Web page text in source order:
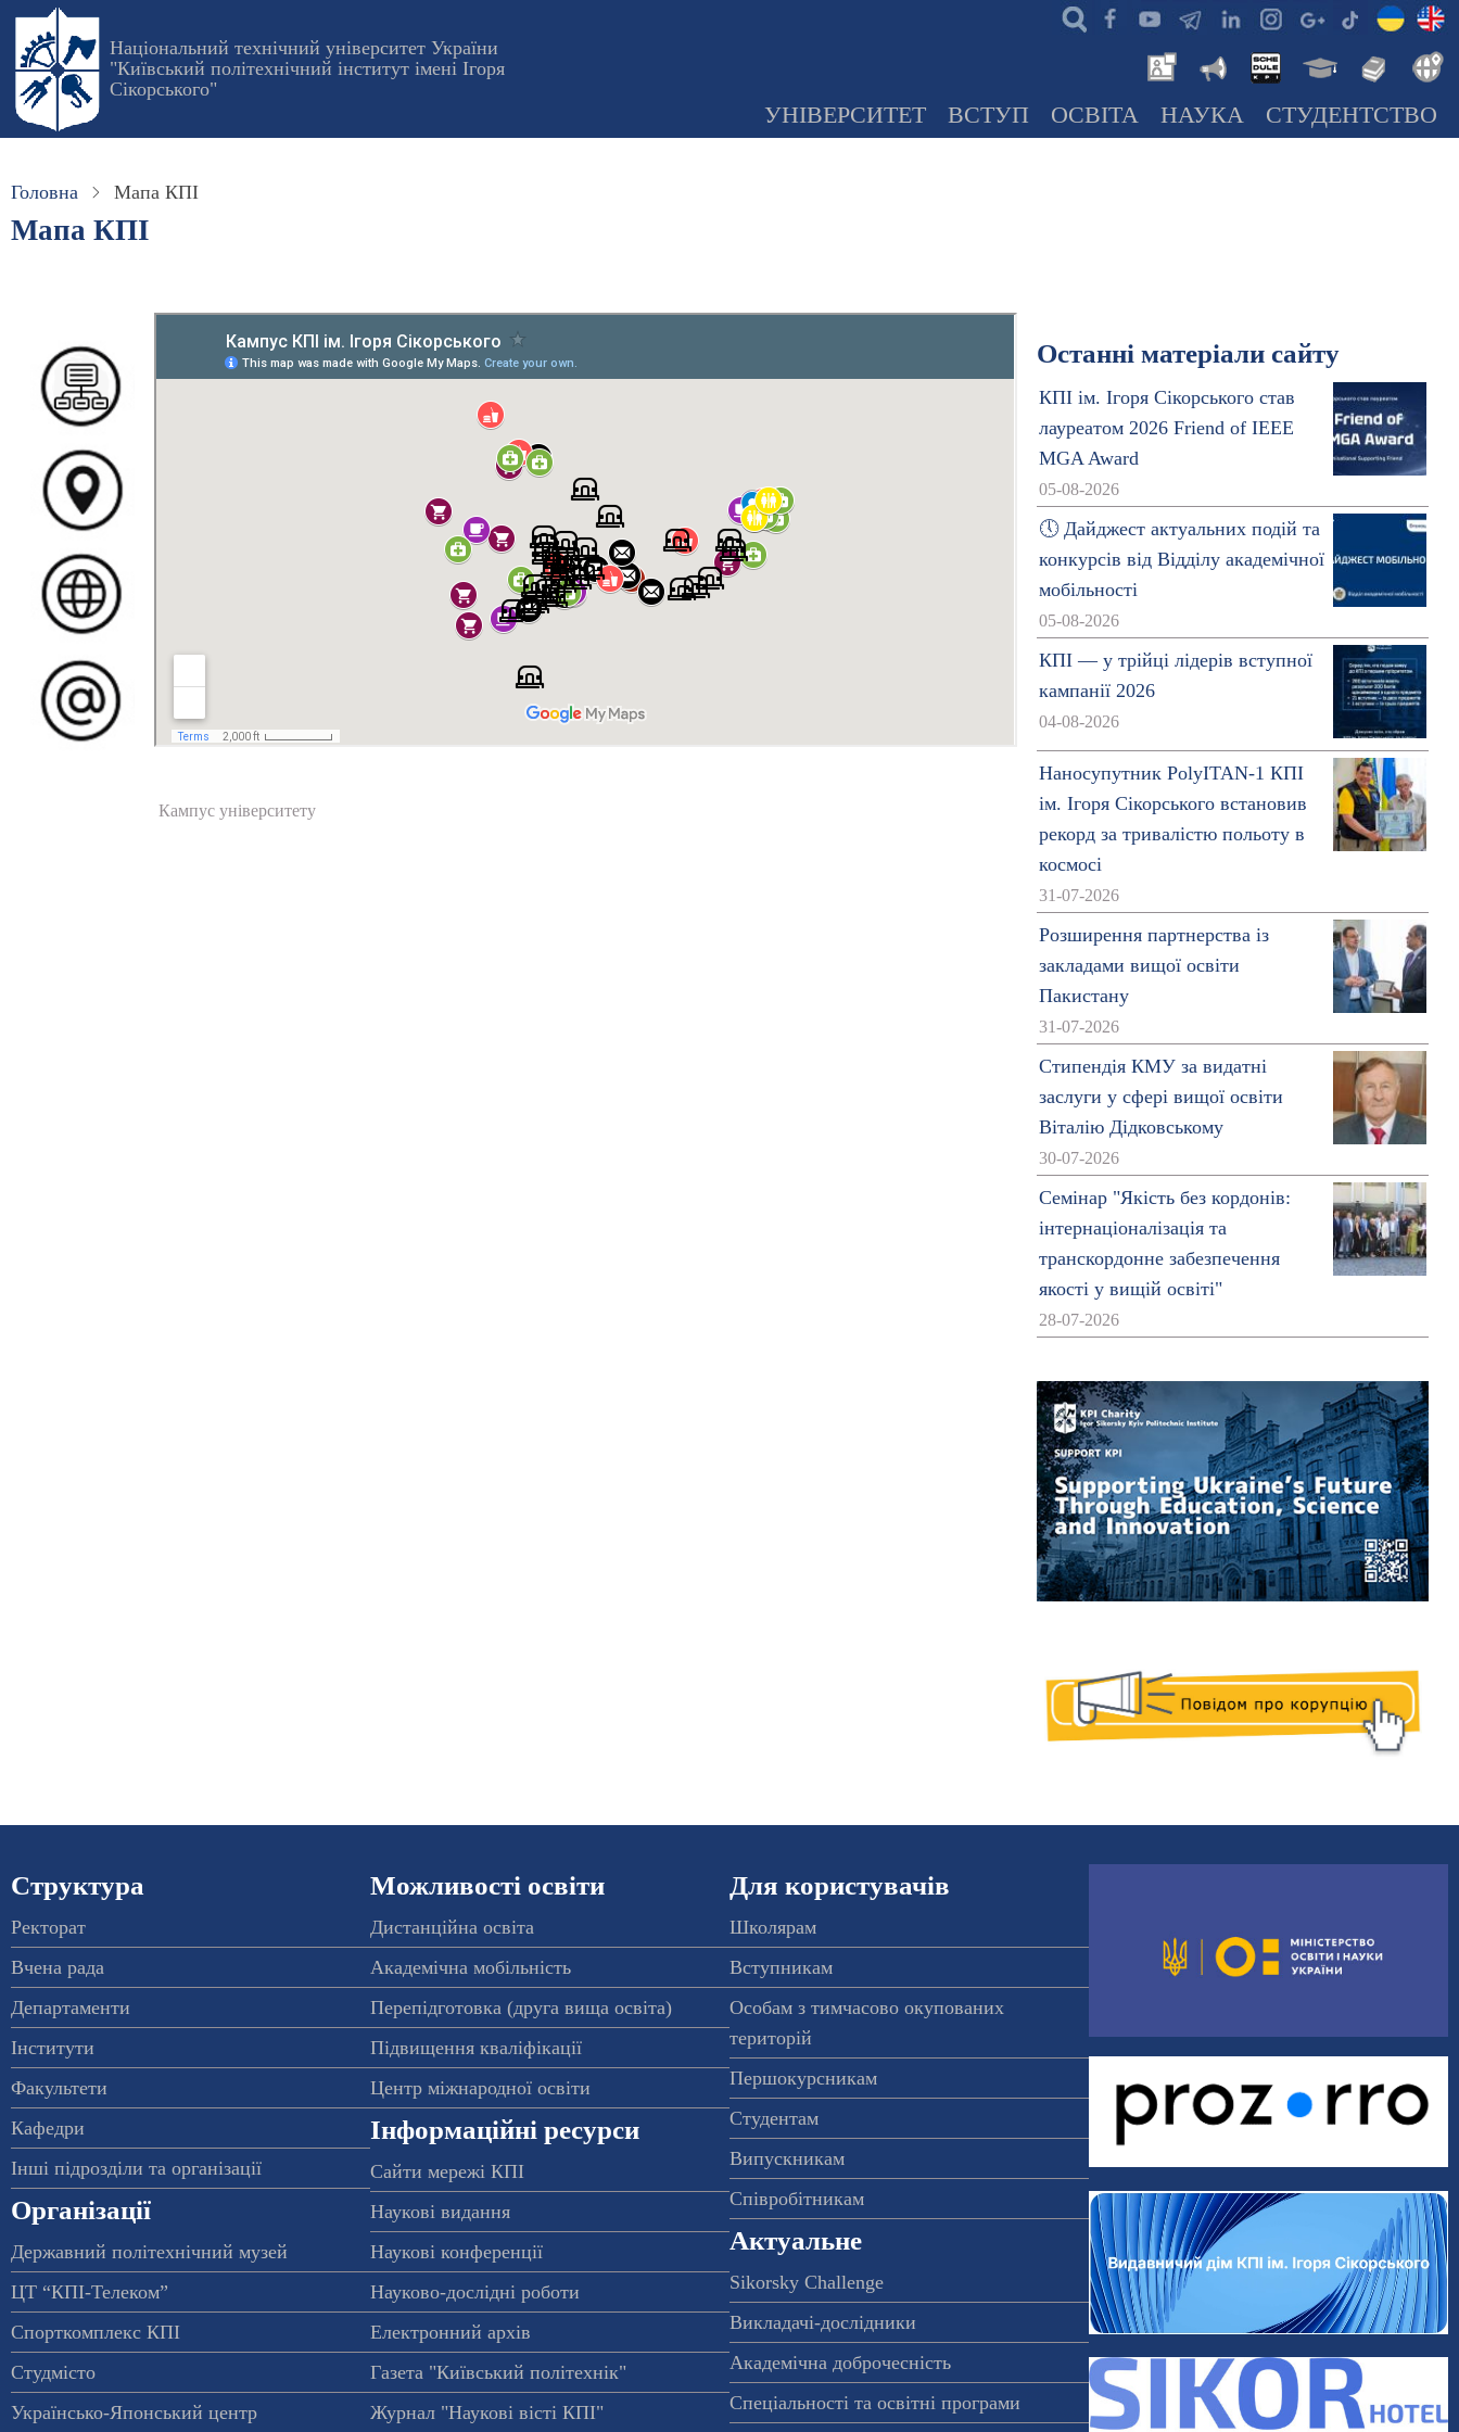
Перейти
основного
вмісту
Національний технічний університет України
"Київський політехнічний інститут імені Ігоря
Сікорського"
УНІВЕРСИТЕТ ВСТУП ОСВІТА НАУКА СТУДЕНТСТВО
Головна Мапа КПІ
Мапа КПІ
Кампус університету
Останні матеріали сайту
КПІ ім. Ігоря Сікорського став
лауреатом 2026 Friend of IEEE
MGA Award
05-08-2026
🕔 Дайджест актуальних подій та
конкурсів від Відділу академічної
мобільності
05-08-2026
КПІ — у трійці лідерів вступної
кампанії 2026
04-08-2026
Наносупутник PolyITAN-1 КПІ
ім. Ігоря Сікорського встановив
рекорд за тривалістю польоту в
космосі
31-07-2026
Розширення партнерства із
закладами вищої освіти
Пакистану
31-07-2026
Стипендія КМУ за видатні
заслуги у сфері вищої освіти
Віталію Дідковському
30-07-2026
Семінар "Якість без кордонів:
інтернаціоналізація та
транскордонне забезпечення
якості у вищій освіті"
28-07-2026
Структура
Ректорат
Вчена рада
Департаменти
Інститути
Факультети
Кафедри
Інші підрозділи та організації
Організації
Державний політехнічний музей
ЦТ “КПІ-Телеком”
Спорткомплекс КПІ
Студмісто
Українсько-Японський центр
Можливості освіти
Дистанційна освіта
Академічна мобільність
Перепідготовка (друга вища освіта)
Підвищення кваліфікації
Центр міжнародної освіти
Інформаційні ресурси
Сайти мережі КПІ
Наукові видання
Наукові конференції
Науково-дослідні роботи
Електронний архів
Газета "Київський політехнік"
Журнал "Наукові вісті КПІ"
Для користувачів
Школярам
Вступникам
Особам з тимчасово окупованих
територій
Першокурсникам
Студентам
Випускникам
Співробітникам
Актуальне
Sikorsky Challenge
Викладачі-дослідники
Академічна доброчесність
Спеціальності та освітні програми